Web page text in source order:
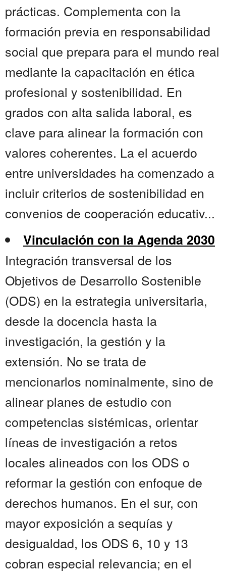
prácticas. Complementa con la
formación previa en responsabilidad
social que prepara para el mundo real
mediante la capacitación en ética
profesional y sostenibilidad. En
grados con alta salida laboral, es
clave para alinear la formación con
valores coherentes. La el acuerdo
entre universidades ha comenzado a
incluir criterios de sostenibilidad en
convenios de cooperación educativ...
Vinculación con la Agenda 2030
Integración transversal de los
Objetivos de Desarrollo Sostenible
(ODS) en la estrategia universitaria,
desde la docencia hasta la
investigación, la gestión y la
extensión. No se trata de
mencionarlos nominalmente, sino de
alinear planes de estudio con
competencias sistémicas, orientar
líneas de investigación a retos
locales alineados con los ODS o
reformar la gestión con enfoque de
derechos humanos. En el sur, con
mayor exposición a sequías y
desigualdad, los ODS 6, 10 y 13
cobran especial relevancia; en el